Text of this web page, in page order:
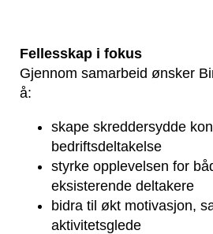
Fellesskap i fokus
Gjennom samarbeid ønsker
å:
skape skreddersydde
bedriftsdeltakelse
styrke opplevelsen for
eksisterende deltakere
bidra til økt motivasjon,
aktivitetsglede